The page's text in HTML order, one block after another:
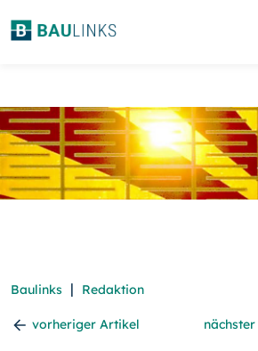
Baulinks | Redaktion
vorheriger Artikel